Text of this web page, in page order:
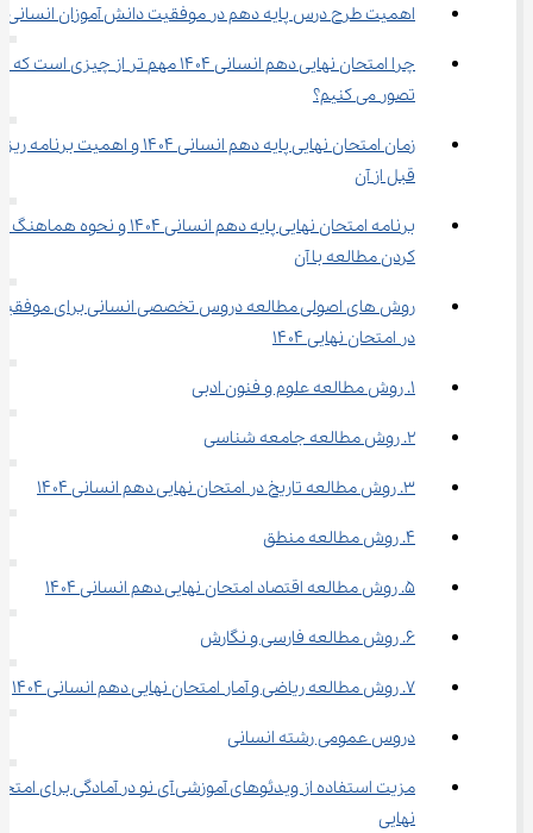
اهمیت طرح درس پایه دهم در موفقیت دانش‌ آموزان انسانی
چرا امتحان نهایی دهم انسانی ۱۴۰۴ مهم‌ تر از چیزی است که
تصور می‌ کنیم؟
زمان امتحان نهایی پایه دهم انسانی ۱۴۰۴ و اهمیت
قبل از آن
برنامه امتحان نهایی پایه دهم انسانی ۱۴۰۴ و نحوه هماهنگ
کردن مطالعه با آن
روش های اصولی مطالعه دروس تخصصی انسانی برای
در امتحان نهایی ۱۴۰۴
۱. روش مطالعه علوم و فنون ادبی
۲. روش مطالعه جامعه ‌شناسی
۳. روش مطالعه تاریخ در امتحان نهایی دهم انسانی ۱۴۰۴
۴. روش مطالعه منطق
۵. روش مطالعه اقتصاد امتحان نهایی دهم انسانی ۱۴۰۴
۶. روش مطالعه فارسی و نگارش
۷. روش مطالعه ریاضی و آمار امتحان نهایی دهم انسانی ۱۴۰۴
دروس عمومی رشته انسانی
مزیت استفاده از ویدئوهای آموزشی آی نو در آمادگی برای
نهایی